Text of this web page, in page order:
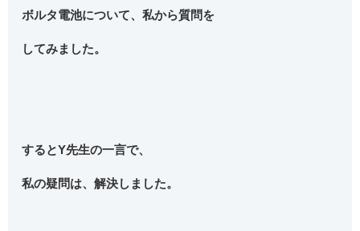
ボルタ電池について、私から質問を
してみました。
するとY先生の一言で、
私の疑問は、解決しました。